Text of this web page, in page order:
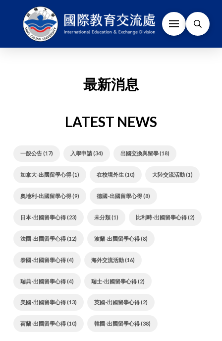
最新消息
LATEST NEWS
一般公告 (17) 入學申請 (34) 出國交換與留學 (18)
加拿大-出國留學心得 (1) 在校境外生 (10) 大陸交流活動 (1)
奧地利-出國留學心得 (9) 德國-出國留學心得 (8)
日本-出國留學心得 (23) 未分類 (1) 比利時-出國留學心得 (2)
法國-出國留學心得 (12) 波蘭-出國留學心得 (8)
泰國-出國留學心得 (4) 海外交流活動 (16)
瑞典-出國留學心得 (4) 瑞士-出國留學心得 (2)
美國-出國留學心得 (13) 英國-出國留學心得 (2)
荷蘭-出國留學心得 (10) 韓國-出國留學心得 (38)